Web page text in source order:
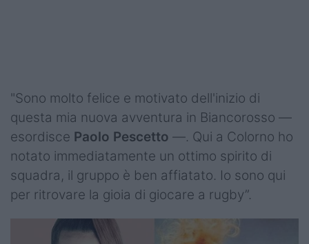
"Sono molto felice e motivato dell'inizio di
questa mia nuova avventura in Biancorosso —
esordisce Paolo Pescetto —. Qui a Colorno ho
notato immediatamente un ottimo spirito di
squadra, il gruppo è ben affiatato. Io sono qui
per ritrovare la gioia di giocare a rugby”.